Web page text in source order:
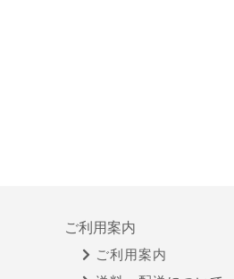
ご利用案内
ご利用案内